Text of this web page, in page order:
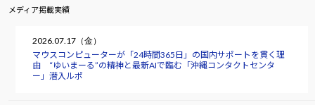
メディア掲載実績
2026.07.17（金）
マウスコンピューターが「24時間365日」の国内サポートを貫く理
由 “ゆいまーる”の精神と最新AIで臨む「沖縄コンタクトセンタ
ー」潜入ルポ